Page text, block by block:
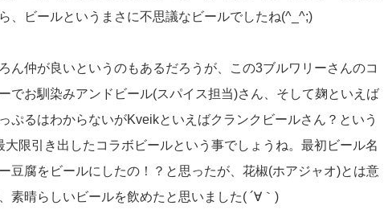
、ビールというまさに不思議なビールでしたね(^_^;)
ん仲が良いというのもあるだろうが、この3ブルワリーさんのコ
でお馴染みアンドビール(スパイス担当)さん、そして麹といえば
ぷるはわからないがKveikといえばクランクビールさん？という
大限引き出したコラボビールという事でしょうね。最初ビール名
豆腐をビールにしたの！？と思ったが、花椒(ホアジャオ)とは意
素晴らしいビールを飲めたと思いました( ´∀｀)